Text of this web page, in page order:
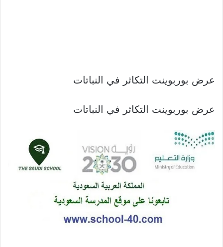
عرض بوربوينت التكاثر في النباتات
عرض بوربوينت التكاثر في النباتات